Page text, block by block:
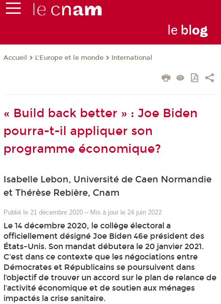
le blog
Accueil L'Europe et le monde International
« Build back better » : Joe Biden
pourra-t-il appliquer son
programme économique?
Isabelle Lebon, Université de Caen Normandie
et Thérèse Rebière, Cnam
Publié le 21 décembre 2020 – Mis à jour le 24 juin 2022
Le 14 décembre 2020, le collège électoral a
officiellement désigné Joe Biden 46e président des
États-Unis. Son mandat débutera le 20 janvier 2021.
C’est dans ce contexte que les négociations entre
Démocrates et Républicains se poursuivent dans
l’objectif de trouver un accord sur le plan de relance de
l’activité économique et de soutien aux ménages
impactés la crise sanitaire.